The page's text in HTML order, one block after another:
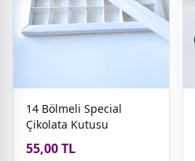
14 Bölmeli Special
Çikolata Kutusu
55,00 TL